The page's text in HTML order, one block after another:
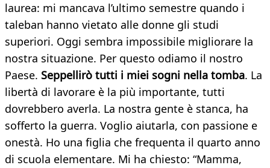
laurea: mi mancava l’ultimo semestre quando i
taleban hanno vietato alle donne gli studi
superiori. Oggi sembra impossibile migliorare la
nostra situazione. Per questo odiamo il nostro
Paese. Seppellirò tutti i miei sogni nella tomba. La
libertà di lavorare è la più importante, tutti
dovrebbero averla. La nostra gente è stanca, ha
sofferto la guerra. Voglio aiutarla, con passione e
onestà. Ho una figlia che frequenta il quarto anno
di scuola elementare. Mi ha chiesto: “Mamma,